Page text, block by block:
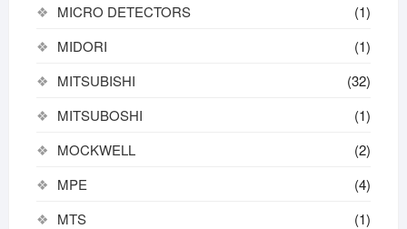
MICRO DETECTORS
(1)
MIDORI
(1)
MITSUBISHI
(32)
MITSUBOSHI
(1)
MOCKWELL
(2)
MPE
(4)
MTS
(1)